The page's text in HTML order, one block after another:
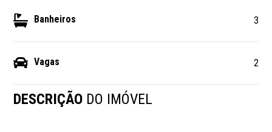
Banheiros 3
Vagas 2
DESCRIÇÃO DO IMÓVEL